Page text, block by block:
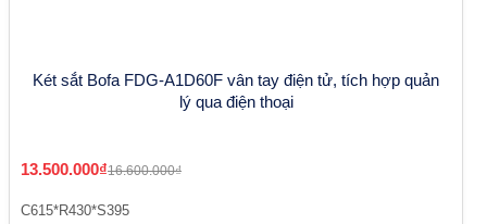
Két sắt Bofa FDG-A1D60F vân tay điện tử, tích hợp quản
lý qua điện thoại
13.500.000₫16.600.000₫
C615*R430*S395